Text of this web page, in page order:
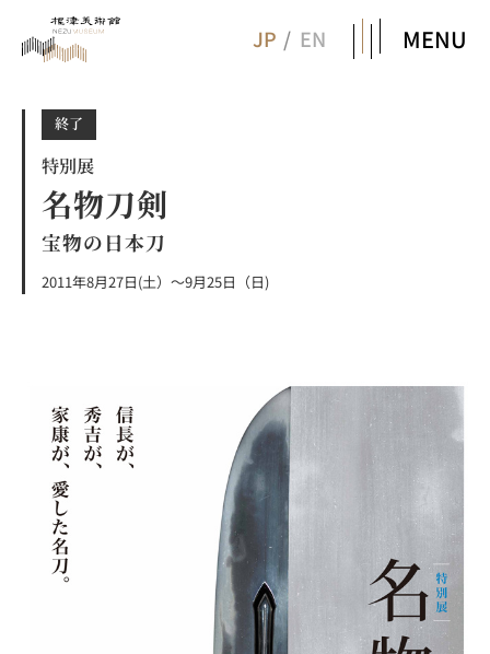
JP EN MENU
終了
特別展
名物刀剣
宝物の日本刀
2011年8月27日(土）～9月25日（日)